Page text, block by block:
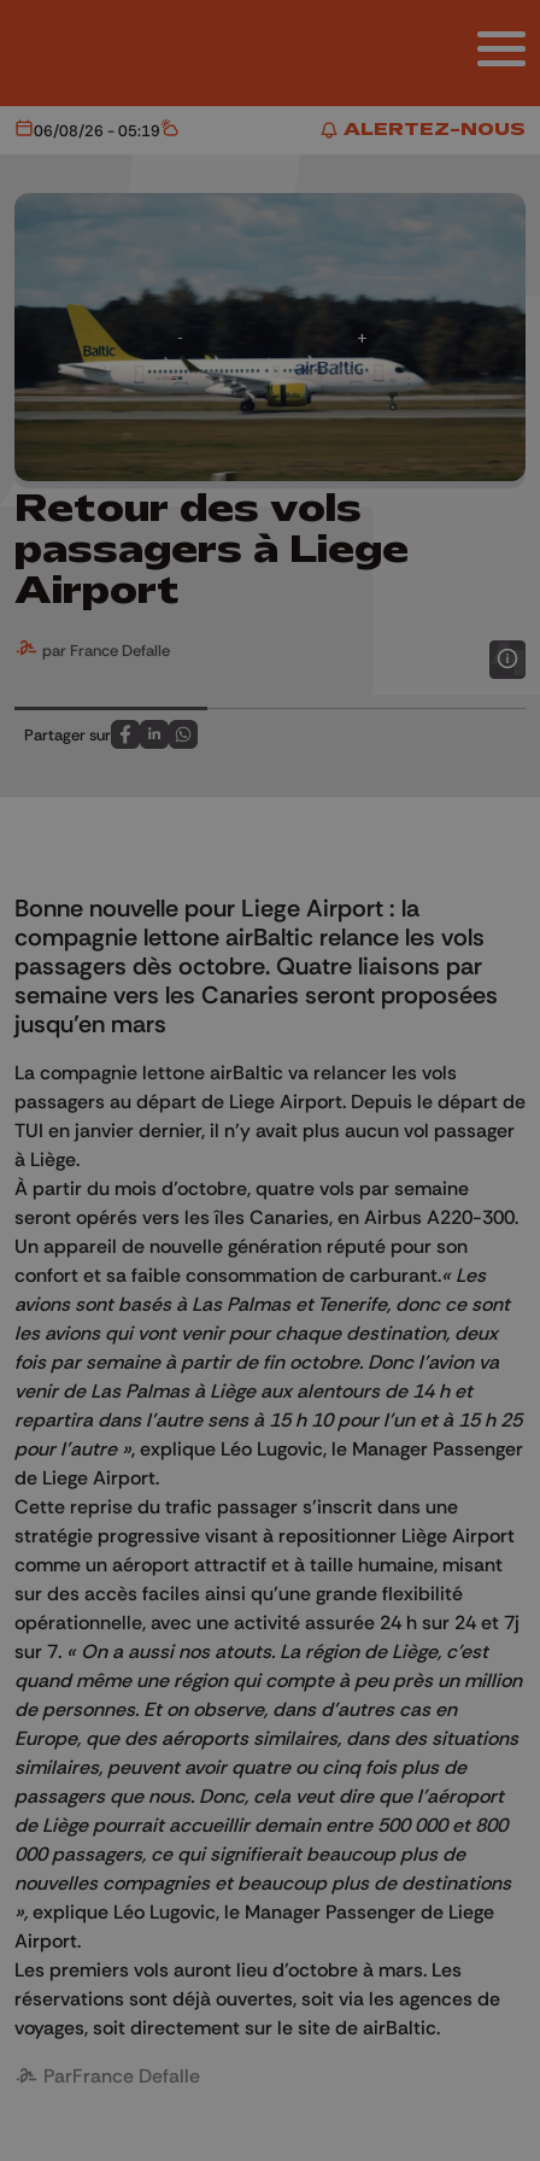
ALERTEZ-NOUS
ALERTEZ-NOUS
Aujourd'hui
06/08/26 - 05:19 Météo
Retour des vols
passagers à Liege
Airport
par France Defalle
Partager sur
Partagez sur FaceBook
Partagez sur LinkedIn
Partagez sur Whatsapp
Bonne nouvelle pour Liege Airport : la
compagnie lettone airBaltic relance les vols
passagers dès octobre. Quatre liaisons par
semaine vers les Canaries seront proposées
jusqu’en mars
La compagnie lettone airBaltic va relancer les vols
passagers au départ de Liege Airport. Depuis le départ de
TUI en janvier dernier, il n’y avait plus aucun vol passager
à Liège.
À partir du mois d’octobre, quatre vols par semaine
seront opérés vers les îles Canaries, en Airbus A220-300.
Un appareil de nouvelle génération réputé pour son
confort et sa faible consommation de carburant.« Les
avions sont basés à Las Palmas et Tenerife, donc ce sont
les avions qui vont venir pour chaque destination, deux
fois par semaine à partir de fin octobre. Donc l’avion va
venir de Las Palmas à Liège aux alentours de 14 h et
repartira dans l’autre sens à 15 h 10 pour l’un et à 15 h 25
pour l’autre », explique Léo Lugovic, le Manager Passenger
de Liege Airport.
Cette reprise du trafic passager s’inscrit dans une
stratégie progressive visant à repositionner Liège Airport
comme un aéroport attractif et à taille humaine, misant
sur des accès faciles ainsi qu’une grande flexibilité
opérationnelle, avec une activité assurée 24 h sur 24 et 7j
sur 7. « On a aussi nos atouts. La région de Liège, c’est
quand même une région qui compte à peu près un million
de personnes. Et on observe, dans d’autres cas en
Europe, que des aéroports similaires, dans des situations
similaires, peuvent avoir quatre ou cinq fois plus de
passagers que nous. Donc, cela veut dire que l’aéroport
de Liège pourrait accueillir demain entre 500 000 et 800
000 passagers, ce qui signifierait beaucoup plus de
nouvelles compagnies et beaucoup plus de destinations
», explique Léo Lugovic, le Manager Passenger de Liege
Airport.
Les premiers vols auront lieu d’octobre à mars. Les
réservations sont déjà ouvertes, soit via les agences de
voyages, soit directement sur le site de airBaltic.
ParFrance Defalle